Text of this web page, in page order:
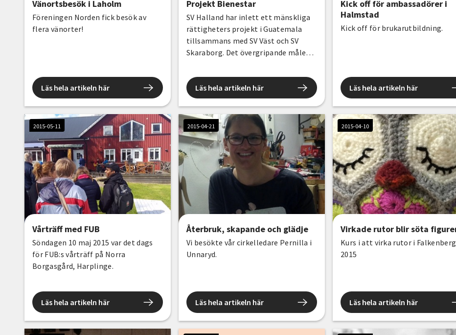
Vänortsbesök i Laholm
Föreningen Norden fick besök av
flera vänorter!
Läs hela artikeln här
Projekt Bienestar
SV Halland har inlett ett mänskliga
rättigheters projekt i Guatemala
tillsammans med SV Väst och SV
Skaraborg. Det övergripande målet
och deras familjers mänskliga
rättigheter genom folkbildning och i
synnerhet studiecirklar.
Läs hela artikeln här
Kick off för ambassadörer i
Halmstad
Kick off för brukarutbildning.
Läs hela artikeln här
2015-05-11
Vårträff med FUB
Söndagen 10 maj 2015 var det dags
för FUB:s vårträff på Norra
Borgasgård, Harplinge.
Läs hela artikeln här
2015-04-21
Återbruk, skapande och glädje
Vi besökte vår cirkelledare Pernilla i
Unnaryd.
Läs hela artikeln här
2015-04-10
Virkade rutor blir söta
Kurs i att virka rutor i Falkenberg
2015
Läs hela artikeln här